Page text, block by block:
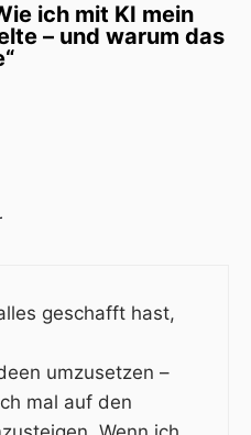
ich mit KI mein
– und warum das
geschafft hast,
umzusetzen –
mal auf den